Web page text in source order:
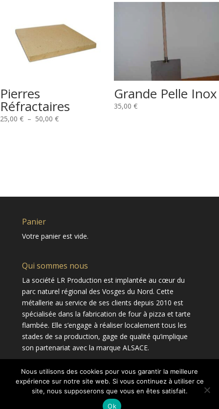
Pierres
Réfractaires
25,00 € – 50,00 €Plage
Grande Pelle Inox
35,00 €
Panier
Votre panier est vide.
Qui sommes nous
La société LR Production est implantée au cœur du
parc naturel régional des Vosges du Nord. Cette
métallerie au service de ses clients depuis 2010 est
spécialisée dans la fabrication de four à pizza et tarte
flambée. Elle s’engage à réaliser localement tous les
stades de sa production, gage de qualité qu’implique
son partenariat avec la marque ALSACE.
Nous utilisons des cookies pour vous garantir la meilleure
expérience sur notre site web. Si vous continuez à utiliser ce
site, nous supposerons que vous en êtes satisfait.
Ok